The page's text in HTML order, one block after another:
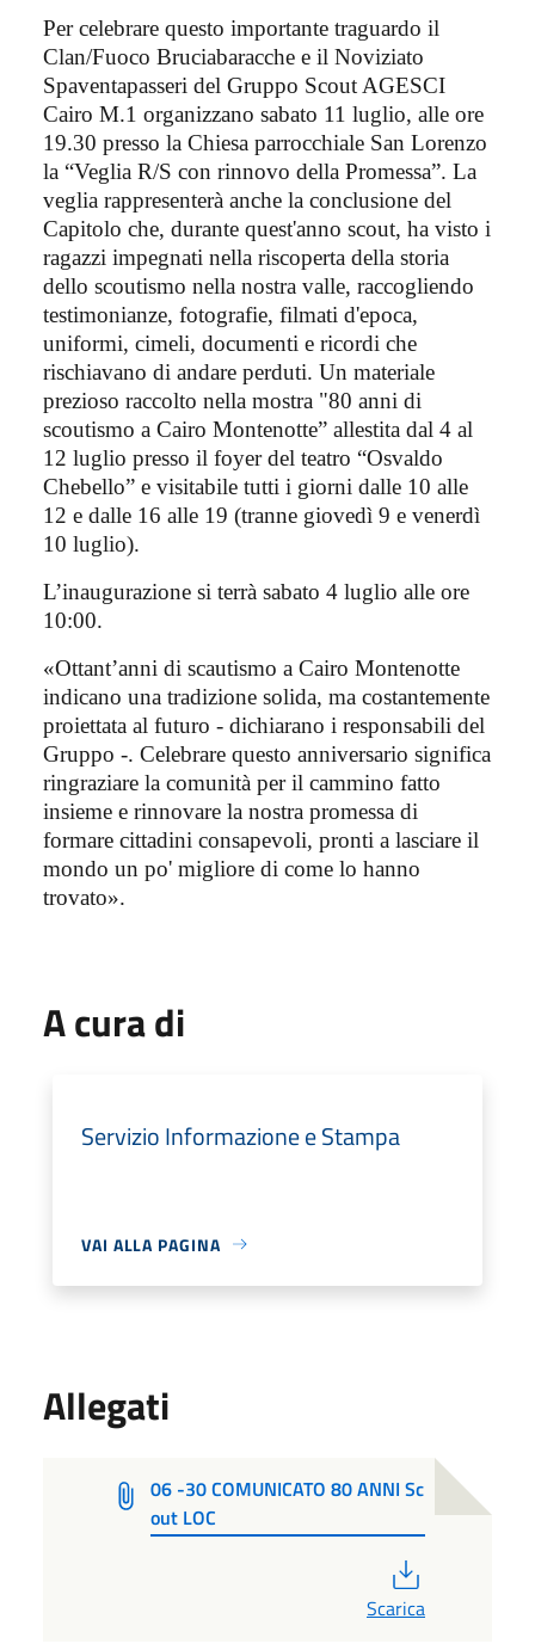
Per celebrare questo importante traguardo il
Clan/Fuoco Bruciabaracche e il Noviziato
Spaventapasseri del Gruppo Scout AGESCI
Cairo M.1 organizzano sabato 11 luglio, alle ore
19.30 presso la Chiesa parrocchiale San Lorenzo
la “Veglia R/S con rinnovo della Promessa”. La
veglia rappresenterà anche la conclusione del
Capitolo che, durante quest'anno scout, ha visto i
ragazzi impegnati nella riscoperta della storia
dello scoutismo nella nostra valle, raccogliendo
testimonianze, fotografie, filmati d'epoca,
uniformi, cimeli, documenti e ricordi che
rischiavano di andare perduti. Un materiale
prezioso raccolto nella mostra "80 anni di
scoutismo a Cairo Montenotte” allestita dal 4 al
12 luglio presso il foyer del teatro “Osvaldo
Chebello” e visitabile tutti i giorni dalle 10 alle
12 e dalle 16 alle 19 (tranne giovedì 9 e venerdì
10 luglio).
L’inaugurazione si terrà sabato 4 luglio alle ore
10:00.
«Ottant’anni di scautismo a Cairo Montenotte
indicano una tradizione solida, ma costantemente
proiettata al futuro - dichiarano i responsabili del
Gruppo -. Celebrare questo anniversario significa
ringraziare la comunità per il cammino fatto
insieme e rinnovare la nostra promessa di
formare cittadini consapevoli, pronti a lasciare il
mondo un po' migliore di come lo hanno
trovato».
A cura di
Servizio Informazione e Stampa
VAI ALLA PAGINA
Allegati
06 -30 COMUNICATO 80 ANNI Sc
out LOC
Scarica